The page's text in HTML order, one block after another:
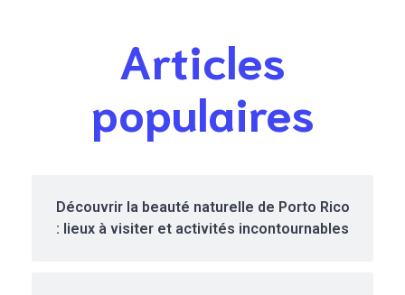
sur cette île
paradisiaque.
Articles
populaires
Découvrir la beauté naturelle de Porto Rico
: lieux à visiter et activités incontournables